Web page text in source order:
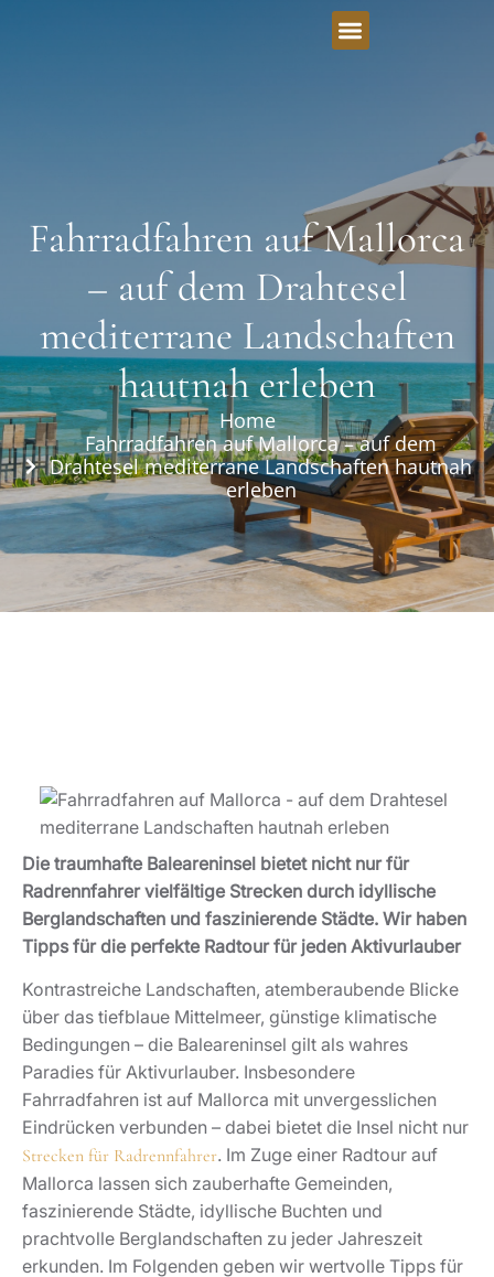
Fahrradfahren auf Mallorca
– auf dem Drahtesel
mediterrane Landschaften
hautnah erleben
Home
Fahrradfahren auf Mallorca – auf dem
Drahtesel mediterrane Landschaften hautnah
erleben
Die traumhafte Baleareninsel bietet nicht nur für
Radrennfahrer vielfältige Strecken durch idyllische
Berglandschaften und faszinierende Städte. Wir haben
Tipps für die perfekte Radtour für jeden Aktivurlauber
Kontrastreiche Landschaften, atemberaubende Blicke
über das tiefblaue Mittelmeer, günstige klimatische
Bedingungen – die Baleareninsel gilt als wahres
Paradies für Aktivurlauber. Insbesondere
Fahrradfahren ist auf Mallorca mit unvergesslichen
Eindrücken verbunden – dabei bietet die Insel nicht nur
Strecken für Radrennfahrer. Im Zuge einer Radtour auf
Mallorca lassen sich zauberhafte Gemeinden,
faszinierende Städte, idyllische Buchten und
prachtvolle Berglandschaften zu jeder Jahreszeit
erkunden. Im Folgenden geben wir wertvolle Tipps für